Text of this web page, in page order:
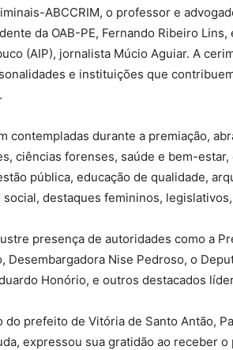
ABCCRIM, o professor e
da OAB-PE, Fernando Ribeiro
(AIP), jornalista Múcio Aguiar. A
e instituições que
contempladas durante a premiação,
ciências forenses, saúde e bem-estar,
pública, educação de qualidade,
destaques femininos,
presença de autoridades como a
Desembargadora Nise Pedroso, o
Honório, e outros destacados
do prefeito de Vitória de Santo Antão,
expressou sua gratidão ao receber o